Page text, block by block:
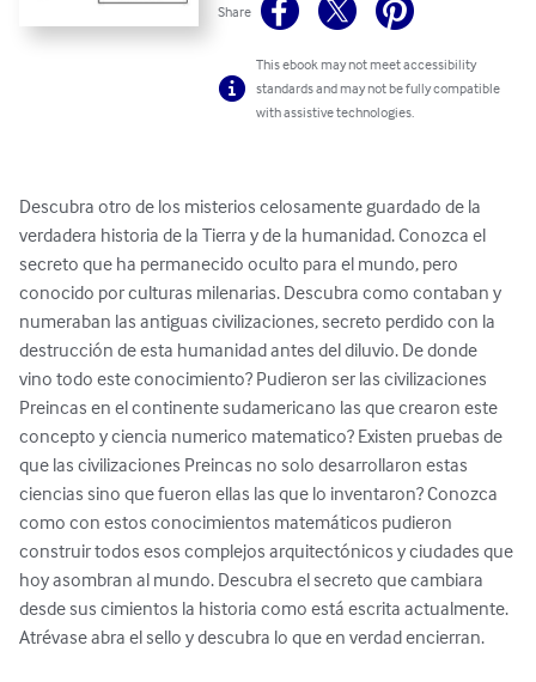
Share
This ebook may not meet accessibility
standards and may not be fully compatible
with assistive technologies.
Descubra otro de los misterios celosamente guardado de la
verdadera historia de la Tierra y de la humanidad. Conozca el
secreto que ha permanecido oculto para el mundo, pero
conocido por culturas milenarias. Descubra como contaban y
numeraban las antiguas civilizaciones, secreto perdido con la
destrucción de esta humanidad antes del diluvio. De donde
vino todo este conocimiento? Pudieron ser las civilizaciones
Preincas en el continente sudamericano las que crearon este
concepto y ciencia numerico matematico? Existen pruebas de
que las civilizaciones Preincas no solo desarrollaron estas
ciencias sino que fueron ellas las que lo inventaron? Conozca
como con estos conocimientos matemáticos pudieron
construir todos esos complejos arquitectónicos y ciudades que
hoy asombran al mundo. Descubra el secreto que cambiara
desde sus cimientos la historia como está escrita actualmente.
Atrévase abra el sello y descubra lo que en verdad encierran.